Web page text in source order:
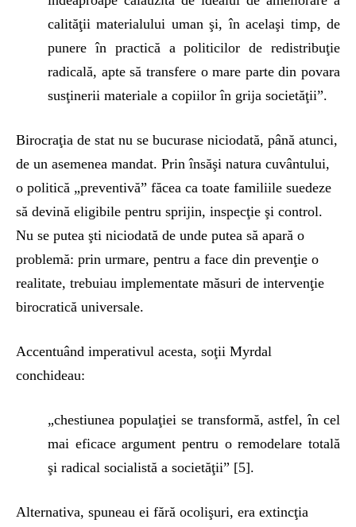
calităţii materialului uman şi, în acelaşi timp, de
punere în practică a politicilor de redistribuţie
radicală, apte să transfere o mare parte din povara
susţinerii materiale a copiilor în grija societăţii”.
Birocraţia de stat nu se bucurase niciodată, până atunci,
de un asemenea mandat. Prin însăşi natura cuvântului,
o politică „preventivă” făcea ca toate familiile suedeze
să devină eligibile pentru sprijin, inspecţie şi control.
Nu se putea şti niciodată de unde putea să apară o
problemă: prin urmare, pentru a face din prevenţie o
realitate, trebuiau implementate măsuri de intervenţie
birocratică universale.
Accentuând imperativul acesta, soţii Myrdal
conchideau:
„chestiunea populaţiei se transformă, astfel, în cel
mai eficace argument pentru o remodelare totală
şi radical socialistă a societăţii” [5].
Alternativa, spuneau ei fără ocolişuri, era extincţia